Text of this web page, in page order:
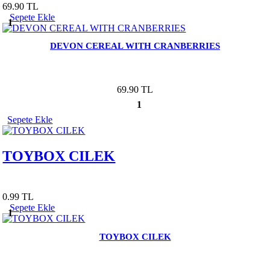
69.90 TL
1
Sepete Ekle
DEVON CEREAL WITH CRANBERRIES
69.90 TL
1
Sepete Ekle
TOYBOX CILEK
0.99 TL
1
Sepete Ekle
TOYBOX CILEK